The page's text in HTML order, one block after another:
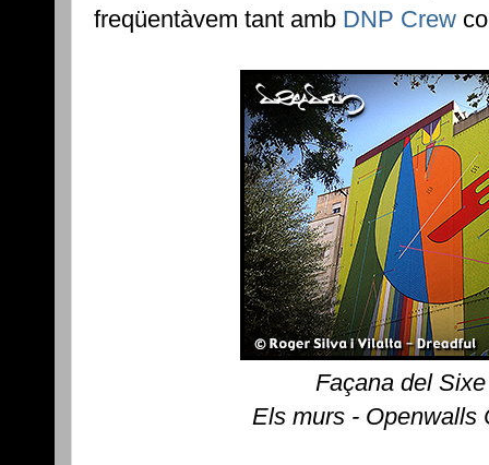
freqüentàvem tant amb DNP Crew
Façana del
Els murs - Openwalls